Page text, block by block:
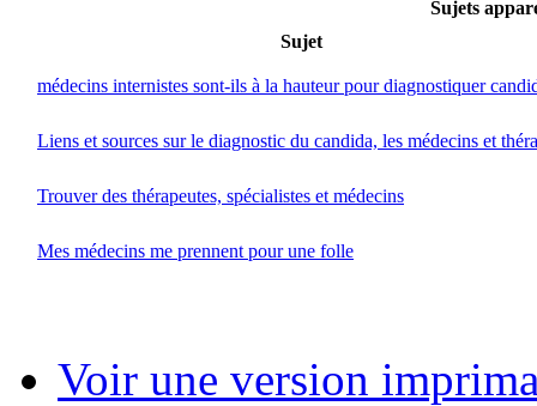
Sujets
Sujet
médecins internistes sont-ils à la hauteur pour diagnostiquer
Liens et sources sur le diagnostic du candida, les médecins et
Trouver des thérapeutes, spécialistes et médecins
Mes médecins me prennent pour une folle
Voir une version